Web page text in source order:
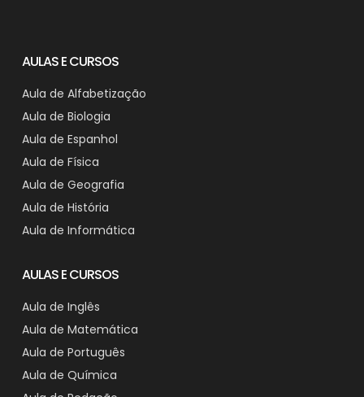
AULAS E CURSOS
Aula de Alfabetização
Aula de Biologia
Aula de Espanhol
Aula de Física
Aula de Geografia
Aula de História
Aula de Informática
AULAS E CURSOS
Aula de Inglês
Aula de Matemática
Aula de Português
Aula de Química